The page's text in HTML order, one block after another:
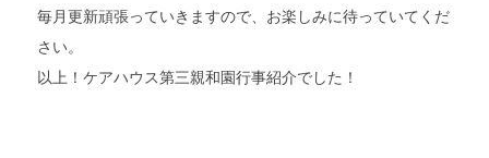
毎月更新頑張っていきますので、お楽しみに待っていてくだ
さい。
以上！ケアハウス第三親和園行事紹介でした！